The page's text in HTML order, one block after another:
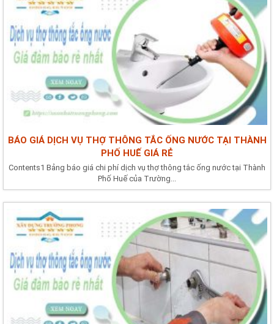
BÁO GIÁ DỊCH VỤ THỢ THÔNG TẮC ỐNG NƯỚC TẠI THÀNH
PHỐ HUẾ GIÁ RẺ
Contents1 Bảng báo giá chi phí dịch vụ thợ thông tắc ống nước tại Thành
Phố Huế của Trường...